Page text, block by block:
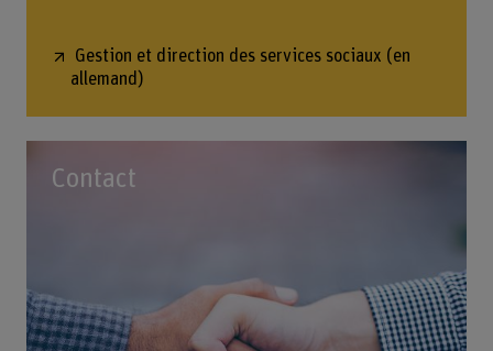
Gestion et direction des services sociaux (en
allemand)
Contact